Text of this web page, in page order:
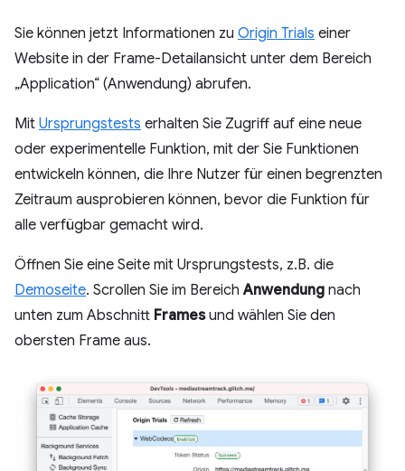
Sie können jetzt Informationen zu Origin Trials einer
Website in der Frame-Detailansicht unter dem Bereich
„Application“ (Anwendung) abrufen.
Mit Ursprungstests erhalten Sie Zugriff auf eine neue
oder experimentelle Funktion, mit der Sie Funktionen
entwickeln können, die Ihre Nutzer für einen begrenzten
Zeitraum ausprobieren können, bevor die Funktion für
alle verfügbar gemacht wird.
Öffnen Sie eine Seite mit Ursprungstests, z.B. die
Demoseite. Scrollen Sie im BereichAnwendung nach
unten zum Abschnitt Framesund wählen Sie den
obersten Frame aus.